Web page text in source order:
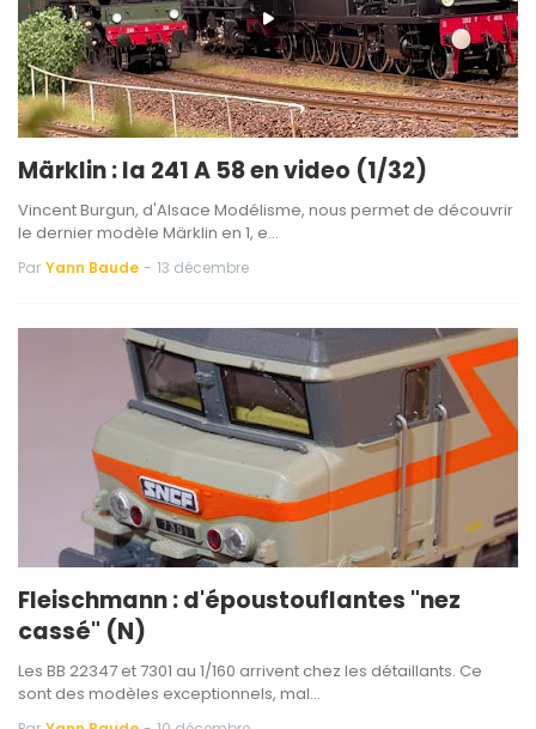
Märklin : la 241 A 58 en video (1/32)
Vincent Burgun, d'Alsace Modélisme, nous permet de découvrir
le dernier modèle Märklin en 1, e…
Par Yann Baude - 13 décembre
Fleischmann : d'époustouflantes "nez
cassé" (N)
Les BB 22347 et 7301 au 1/160 arrivent chez les détaillants. Ce
sont des modèles exceptionnels, mal…